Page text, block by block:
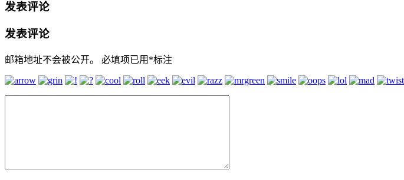
发表评论
发表评论
邮箱地址不会被公开。 必填项已用 *标注